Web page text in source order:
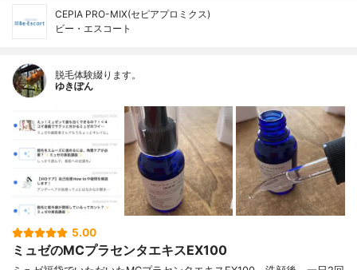
CEPIA PRO-MIX(セピアプロミクス)
ビー・エスコート
脱毛体験綴ります。
ゆきぽん
5.00
ミュゼのMCプラセンタエキスEX100